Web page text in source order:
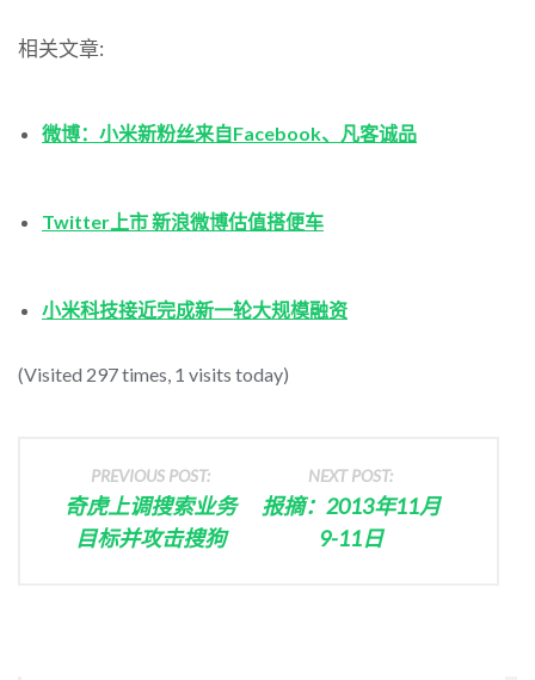
相关文章:
微博：小米新粉丝来自Facebook、凡客诚品
Twitter上市 新浪微博估值搭便车
小米科技接近完成新一轮大规模融资
(Visited 297 times, 1 visits today)
PREVIOUS POST:
奇虎上调搜索业务
目标并攻击搜狗
NEXT POST:
报摘：2013年11月
9-11日